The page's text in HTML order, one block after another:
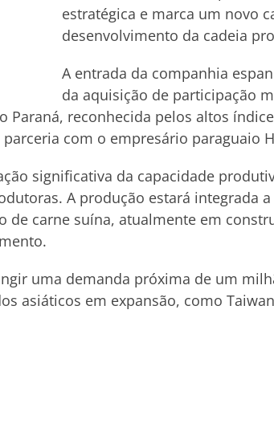
estratégica e marca um novo
desenvolvimento da cadeia
A entrada da companhia
da aquisição de participação
Paraná, reconhecida pelos altos
com o empresário paraguaio
significativa da capacidade
A produção estará integrada
de carne suína, atualmente em
uma demanda próxima de um
asiáticos em expansão, como